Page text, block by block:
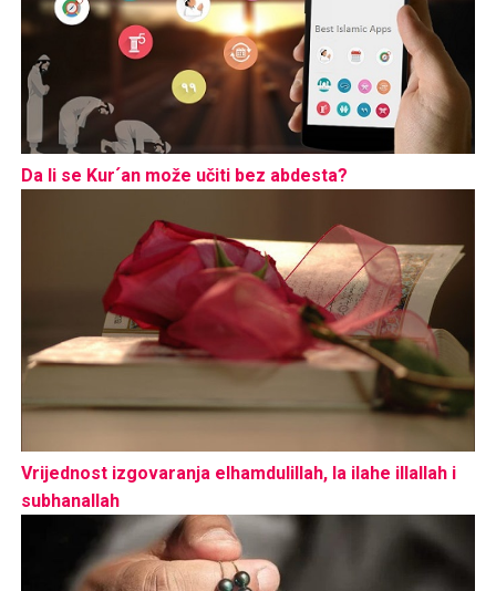
Da li se Kur´an može učiti bez abdesta?
Vrijednost izgovaranja elhamdulillah, la ilahe illallah i
subhanallah